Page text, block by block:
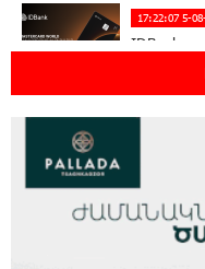
17:22:07 5-
IDBank
World с
помощью солнечной